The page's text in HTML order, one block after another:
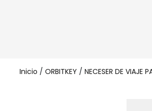
Inicio / ORBITKEY / NECESER DE VIAJE